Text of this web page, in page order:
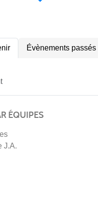
Évènements passés
ÉQUIPES
J.A.